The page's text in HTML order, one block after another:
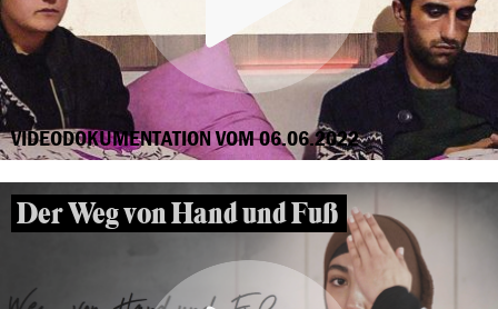
VIDEODOKUMENTATION VOM 06.06.2022
Der Weg von Hand und Fuß